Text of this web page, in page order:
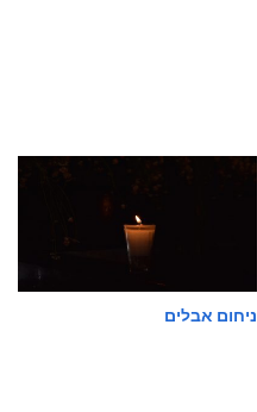
ניחום אבלים